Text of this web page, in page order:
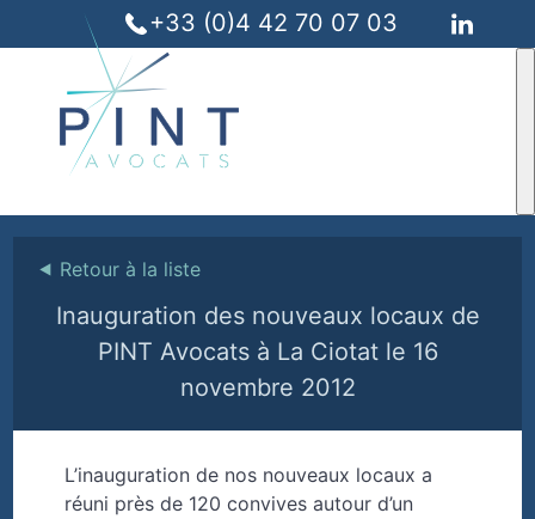
+33 (0)4 42 70 07 03
⯇ Retour à la liste
Inauguration des nouveaux locaux de
PINT Avocats à La Ciotat le 16
novembre 2012
L’inauguration de nos nouveaux locaux a
réuni près de 120 convives autour d’un